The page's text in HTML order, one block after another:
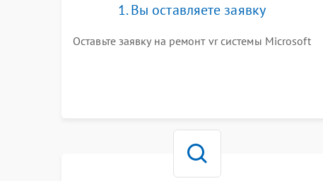
1. Вы оставляете заявку
Оставьте заявку на ремонт vr системы Microsoft